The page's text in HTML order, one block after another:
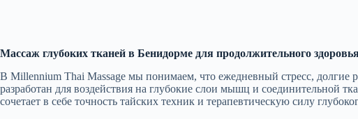
Массаж глубоких тканей в Бенидорме для продолжительного
В Millennium Thai Massage мы понимаем, что ежедневный стресс, долгие
разработан для воздействия на глубокие слои мышц и соединительной
сочетает в себе точность тайских техник и терапевтическую силу